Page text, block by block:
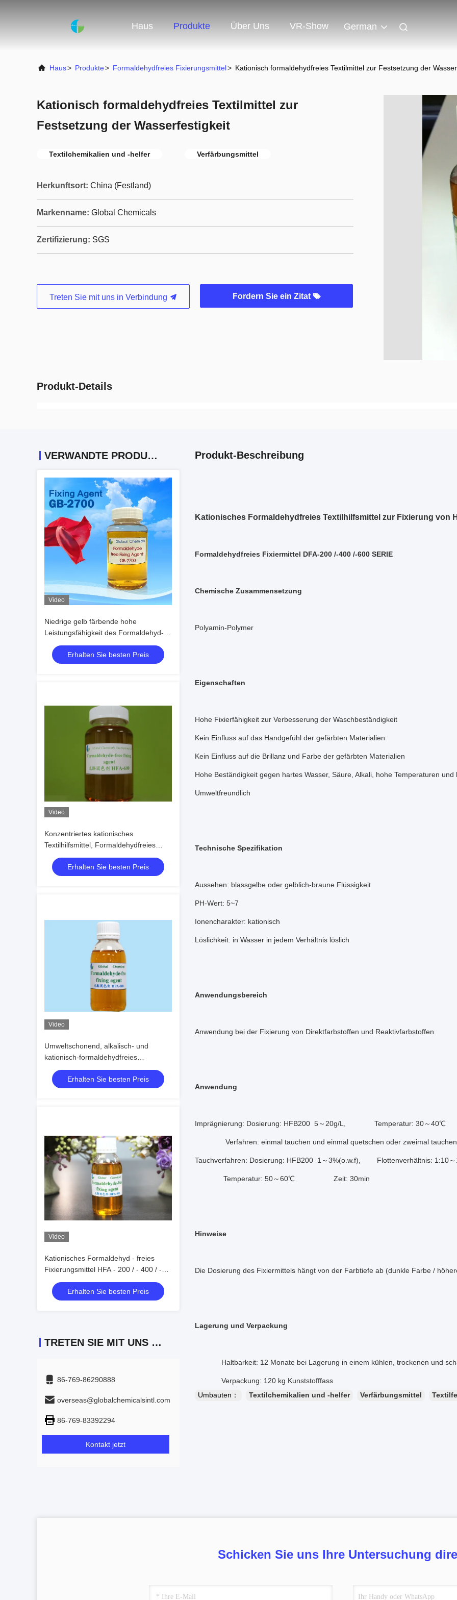
Haus Produkte Über Uns VR-Show German
Haus> Produkte> Formaldehydfreies Fixierungsmittel> Kationisch formaldehydfreies Textilmittel zur Festsetzung der
Kationisch formaldehydfreies Textilmittel zur
Festsetzung der Wasserfestigkeit
Textilchemikalien und -helfer Verfärbungsmittel
Herkunftsort: China (Festland)
Markenname: Global Chemicals
Zertifizierung: SGS
Treten Sie mit uns in Verbindung Fordern Sie ein Zitat
Produkt-Details
VERWANDTE PRODUKTE
Video
Niedrige gelb färbende hohe
Leistungsfähigkeit des Formaldehyd-
freie Haftmittel-GB-2700
Erhalten Sie besten Preis
Video
Konzentriertes kationisches
Textilhilfsmittel, Formaldehydfreies
Fixierungsmittel
Erhalten Sie besten Preis
Video
Umweltschonend, alkalisch- und
kationisch-formaldehydfreies
Fixierungsmittel
Erhalten Sie besten Preis
Video
Kationisches Formaldehyd - freies
Fixierungsmittel HFA - 200 / - 400 / -
600-Serie
Erhalten Sie besten Preis
TRETEN SIE MIT UNS IN VERBINDUNG
86-769-86290888
overseas@globalchemicalsintl.com
86-769-83392294
Kontakt jetzt
Produkt-Beschreibung
Kationisches Formaldehydfreies Textilhilfsmittel zur Fixierung von
Formaldehydfreies Fixiermittel DFA-200 /-400 /-600 SERIE
Chemische Zusammensetzung
Polyamin-Polymer
Eigenschaften
Hohe Fixierfähigkeit zur Verbesserung der Waschbeständigkeit
Kein Einfluss auf das Handgefühl der gefärbten Materialien
Kein Einfluss auf die Brillanz und Farbe der gefärbten Materialien
Hohe Beständigkeit gegen hartes Wasser, Säure, Alkali, hohe Temperaturen
Umweltfreundlich
Technische Spezifikation
Aussehen: blassgelbe oder gelblich-braune Flüssigkeit
PH-Wert: 5~7
Ionencharakter: kationisch
Löslichkeit: in Wasser in jedem Verhältnis löslich
Anwendungsbereich
Anwendung bei der Fixierung von Direktfarbstoffen und Reaktivfarbstoffen
Anwendung
Imprägnierung: Dosierung: HFB200 5～20g/L, Temperatur: 30～40℃
Verfahren: einmal tauchen und einmal quetschen oder zweimal tauchen
Tauchverfahren: Dosierung: HFB200 1～3%(o.w.f), Flottenverhältnis: 1:10～
Temperatur: 50～60℃ Zeit: 30min
Hinweise
Die Dosierung des Fixiermittels hängt von der Farbtiefe ab (dunkle Farbe /
Lagerung und Verpackung
Haltbarkeit: 12 Monate bei Lagerung in einem kühlen, trockenen und
Verpackung: 120 kg Kunststofffass
Umbauten：
Textilchemikalien und -helfer Verfärbungsmittel
Schicken Sie uns Ihre Untersuchung